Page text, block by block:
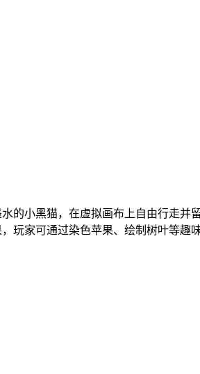
的小黑猫，在虚拟画布上自由行走
玩家可通过染色苹果、绘制树叶等趣